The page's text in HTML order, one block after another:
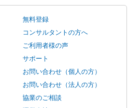
無料登録
コンサルタントの方へ
ご利用者様の声
サポート
お問い合わせ（個人の方）
お問い合わせ（法人の方）
協業のご相談